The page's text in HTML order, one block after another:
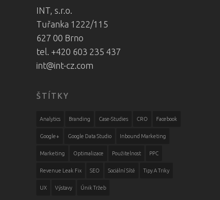
INT, s.r.o.
Tuřanka 1222/115
627 00 Brno
tel. +420 603 235 437
int@int-cz.com
ŠTÍTKY
Analytics Branding Case-Studies CRO Facebook
Google+ Google Data Studio Inbound Marketing
Marketing Optimalizace Použitelnost PPC
Revenue Leak Fix SEO Sociální Sítě Tipy A Triky
UX Výstavy Únik Tržeb